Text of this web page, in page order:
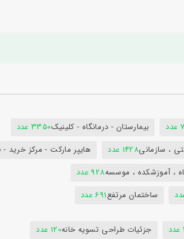
بیمارستان - درمانگاه - کلینیک3350 عدد
، سازمانی1428 عدد هایپر مارکت - مرکز خرید -
، آموزشکده ، موسسه928 عدد
ساختمان مرتفع691 عدد
جزئیات طراحی تسویه خانه120 عدد